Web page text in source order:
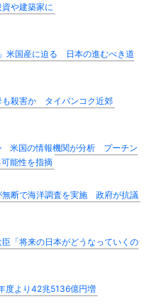
や建築家に
米国産に迫る 日本の進むべき道
も殺害か タイバンコク近郊
米国の情報機関が分析 プーチン
能性を指摘
断で海洋調査を実施 政府が抗議
「将来の日本がどうなっていくの
度より42兆5136億円増